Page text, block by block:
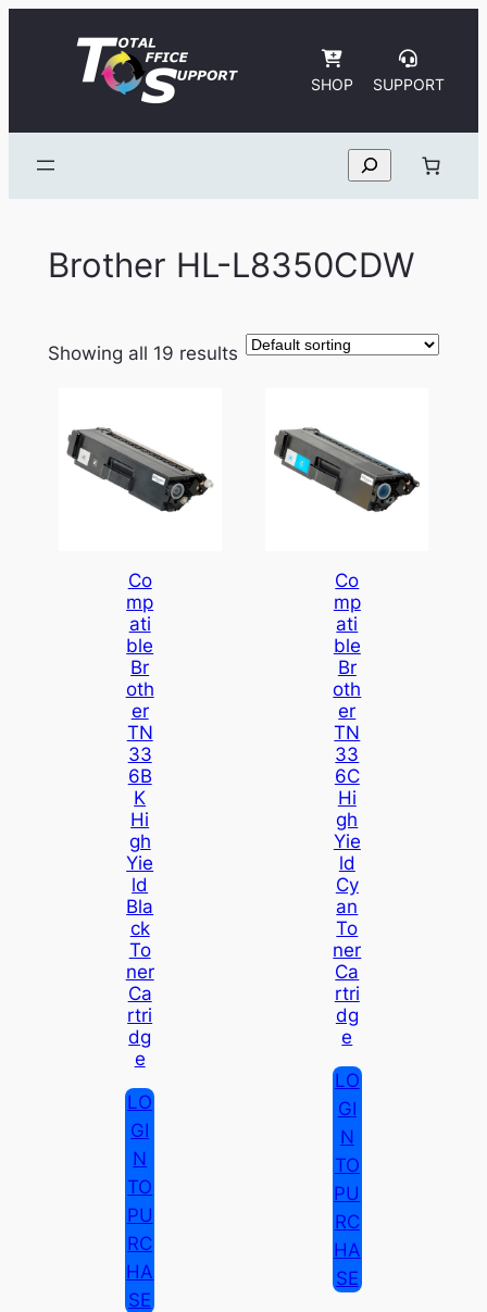
SHOP SUPPORT
Search
Brother HL-L8350CDW
Showing all 19 results
Co
Mp
Ati
Ble
Br
Oth
Er
TN
33
6B
K
Hi
Gh
Yie
Ld
Bla
Ck
To
Ner
Ca
Rtri
Dg
E
LO
GI
N
TO
PU
RC
HA
SE
Co
Mp
Ati
Ble
Br
Oth
Er
TN
33
6C
Hi
Gh
Yie
Ld
Cy
An
To
Ner
Ca
Rtri
Dg
E
LO
GI
N
TO
PU
RC
HA
SE